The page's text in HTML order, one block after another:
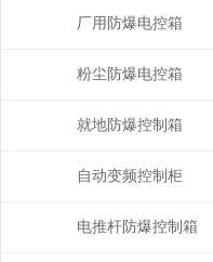
厂用防爆电控箱
粉尘防爆电控箱
就地防爆控制箱
自动变频控制柜
电推杆防爆控制箱